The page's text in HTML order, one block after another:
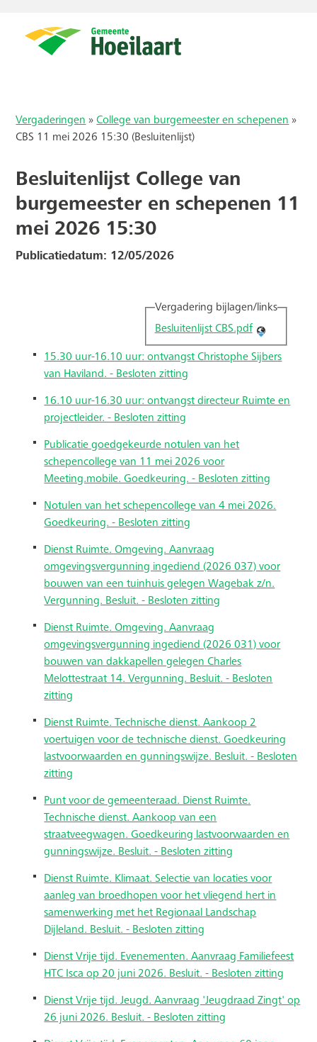
Vergaderingen »College van burgemeester en schepenen »
CBS 11 mei 2026 15:30 (Besluitenlijst)
Besluitenlijst College van
burgemeester en schepenen 11
mei 2026 15:30
Publicatiedatum: 12/05/2026
Vergadering bijlagen/links
Besluitenlijst CBS.pdf
15.30 uur-16.10 uur: ontvangst Christophe Sijbers
van Haviland. - Besloten zitting
16.10 uur-16.30 uur: ontvangst directeur Ruimte en
projectleider. - Besloten zitting
Publicatie goedgekeurde notulen van het
schepencollege van 11 mei 2026 voor
Meeting.mobile. Goedkeuring. - Besloten zitting
Notulen van het schepencollege van 4 mei 2026.
Goedkeuring. - Besloten zitting
Dienst Ruimte. Omgeving. Aanvraag
omgevingsvergunning ingediend (2026 037) voor
bouwen van een tuinhuis gelegen Wagebak z/n.
Vergunning. Besluit. - Besloten zitting
Dienst Ruimte. Omgeving. Aanvraag
omgevingsvergunning ingediend (2026 031) voor
bouwen van dakkapellen gelegen Charles
Melottestraat 14. Vergunning. Besluit. - Besloten
zitting
Dienst Ruimte. Technische dienst. Aankoop 2
voertuigen voor de technische dienst. Goedkeuring
lastvoorwaarden en gunningswijze. Besluit. - Besloten
zitting
Punt voor de gemeenteraad. Dienst Ruimte.
Technische dienst. Aankoop van een
straatveegwagen. Goedkeuring lastvoorwaarden en
gunningswijze. Besluit. - Besloten zitting
Dienst Ruimte. Klimaat. Selectie van locaties voor
aanleg van broedhopen voor het vliegend hert in
samenwerking met het Regionaal Landschap
Dijleland. Besluit. - Besloten zitting
Dienst Vrije tijd. Evenementen. Aanvraag Familiefeest
HTC Isca op 20 juni 2026. Besluit. - Besloten zitting
Dienst Vrije tijd. Jeugd. Aanvraag 'Jeugdraad Zingt' op
26 juni 2026. Besluit. - Besloten zitting